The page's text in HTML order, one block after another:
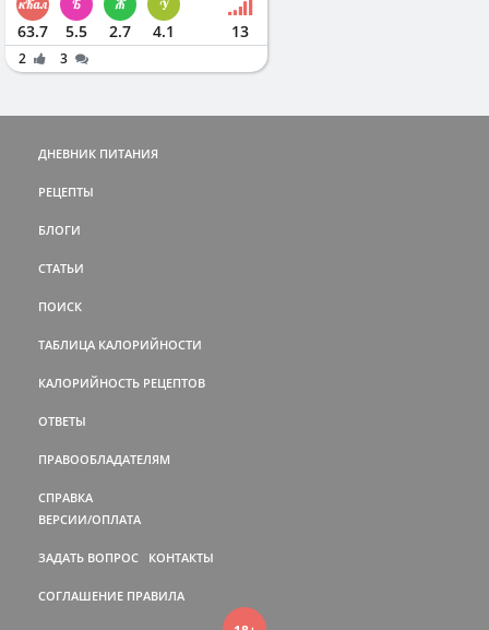
63.7 5.5 2.7 4.1 13
2 3
ДНЕВНИК ПИТАНИЯ
РЕЦЕПТЫ
БЛОГИ
СТАТЬИ
ПОИСК
ТАБЛИЦА КАЛОРИЙНОСТИ
КАЛОРИЙНОСТЬ РЕЦЕПТОВ
ОТВЕТЫ
ПРАВООБЛАДАТЕЛЯМ
СПРАВКА
ВЕРСИИ/ОПЛАТА
ЗАДАТЬ ВОПРОС КОНТАКТЫ
СОГЛАШЕНИЕ ПРАВИЛА